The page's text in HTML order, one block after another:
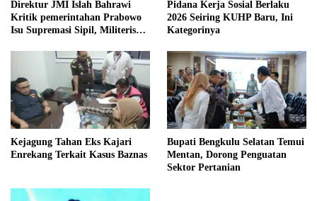
Direktur JMI Islah Bahrawi
Kritik pemerintahan Prabowo
Isu Supremasi Sipil, Militerisasi,
Pidana Kerja Sosial Berlaku
2026 Seiring KUHP Baru, Ini
Kategorinya
Kejagung Tahan Eks Kajari
Enrekang Terkait Kasus Baznas
Bupati Bengkulu Selatan Temui
Mentan, Dorong Penguatan
Sektor Pertanian